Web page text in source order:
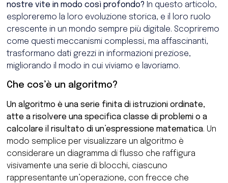
nostre vite in modo così profondo? In questo articolo,
esploreremo la loro evoluzione storica, e il loro ruolo
crescente in un mondo sempre più digitale. Scopriremo
come questi meccanismi complessi, ma affascinanti,
trasformano dati grezzi in informazioni preziose,
migliorando il modo in cui viviamo e lavoriamo.
Che cos’è un algoritmo?
Un algoritmo è una serie finita di istruzioni ordinate,
atte a risolvere una specifica classe di problemi o a
calcolare il risultato di un’espressione matematica. Un
modo semplice per visualizzare un algoritmo è
considerare un diagramma di flusso che raffigura
visivamente una serie di blocchi, ciascuno
rappresentante un’operazione, con frecce che